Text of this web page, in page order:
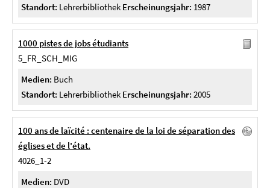
Standort: Lehrerbibliothek Erscheinungsjahr: 1987
1000 pistes de jobs étudiants
5_FR_SCH_MIG
Medien: Buch
Standort: Lehrerbibliothek Erscheinungsjahr: 2005
100 ans de laïcité : centenaire de la loi de séparation des
églises et de l'état.
4026_1-2
Medien: DVD